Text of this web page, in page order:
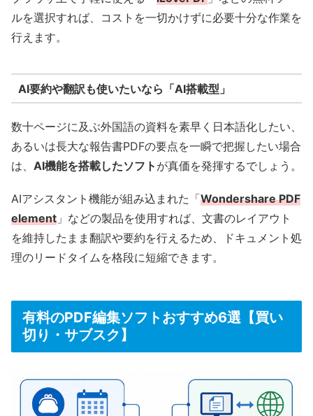
ルを選択すれば、コストを一切かけずに必要十分な作業を
行えます。
AI要約や翻訳も使いたいなら「AI搭載型」
数十ページに及ぶ外国語の資料を素早く日本語化したい、
あるいは長大な報告書PDFの要点を一瞬で把握したい場合
は、 AI機能を搭載したソフト が真価を発揮するでしょう。
AIアシスタント機能が組み込まれた「Wondershare PDF
element 」などの製品を使用すれば、文書のレイアウト
を維持したまま翻訳や要約を行えるため、ドキュメント処
理のリードタイムを格段に短縮できます。
有料のPDF編集ソフトおすすめ6選【買い
切り・サブスク】